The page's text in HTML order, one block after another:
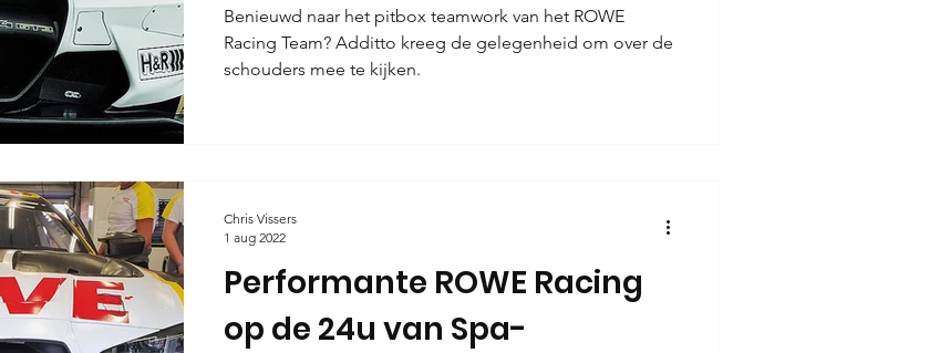
Benieuwd naar het pitbox teamwork van het ROWE
Racing Team? Additto kreeg de gelegenheid om over de
schouders mee te kijken.
Performante ROWE Racing
op de 24u van Spa-
Chris Vissers
1 aug 2022